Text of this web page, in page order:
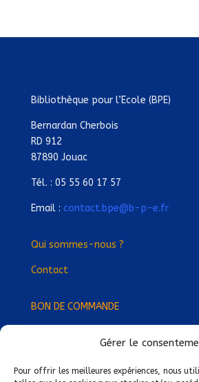
Gérer le
Pour offrir les meilleures expériences, nous
Bibliothèque pour l’Ecole (BPE)
Bernardan Cherbois
RD 912
87890 Jouac
Tél. : 05 55 60 17 57
Email : contact.bpe@b-p-e.fr
Qui sommes-nous ?
Contact
BON DE COMMANDE
Devenez Délégué·e Régional·e !
Trouvez-nous près de chez vous !